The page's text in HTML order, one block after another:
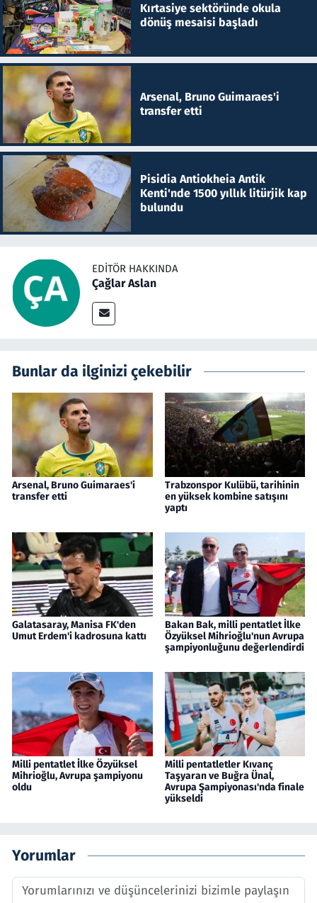
Kırtasiye sektöründe okula
dönüş mesaisi başladı
Arsenal, Bruno Guimaraes'i
transfer etti
Pisidia Antiokheia Antik
Kenti'nde 1500 yıllık litürjik kap
bulundu
EDITÖR HAKKINDA
Çağlar Aslan
Bunlar da ilginizi çekebilir
Arsenal, Bruno Guimaraes'i
transfer etti
Trabzonspor Kulübü, tarihinin
en yüksek kombine satışını
yaptı
Galatasaray, Manisa FK'den
Umut Erdem'i kadrosuna kattı
Bakan Bak, milli pentatlet İlke
Özyüksel Mihrioğlu'nun Avrupa
şampiyonluğunu değerlendirdi
Milli pentatlet İlke Özyüksel
Mihrioğlu, Avrupa şampiyonu
oldu
Milli pentatletler Kıvanç
Taşyaran ve Buğra Ünal,
Avrupa Şampiyonası'nda finale
yükseldi
Yorumlar